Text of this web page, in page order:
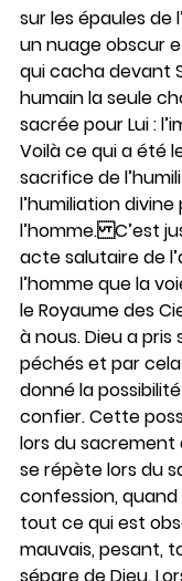
sur les épaules de
un nuage obscur
qui cacha devant
humain la seule
sacrée pour Lui :
Voilà ce qui a été
sacrifice de
l’humiliation
l’homme.C’est
acte salutaire de
l’homme que la
le Royaume des
à nous. Dieu a pris
péchés et par
donné la
confier. Cette
lors du
se répète lors du
confession,
tout ce qui est
mauvais, pesant,
sépare de Dieu.